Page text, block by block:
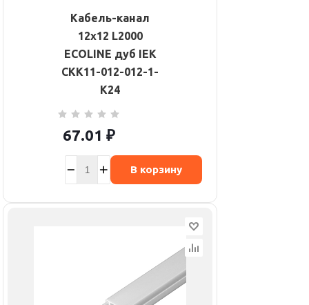
Кабель-канал
12х12 L2000
ECOLINE дуб IEK
CKK11-012-012-1-
K24
67.01 ₽
В корзину